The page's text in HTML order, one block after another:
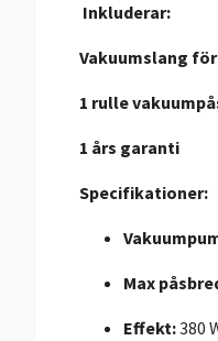
Inkluderar:
Vakuumslang
1 rulle
1 års garanti
Specifikationer:
Max
Effekt:380